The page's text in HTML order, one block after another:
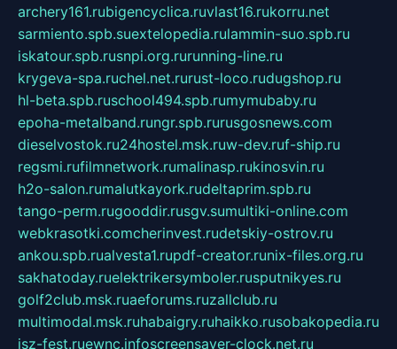
archery161.rubigencyclica.ruvlast16.rukorru.net
sarmiento.spb.suextelopedia.rulammin-suo.spb.ru
iskatour.spb.rusnpi.org.rurunning-line.ru
krygeva-spa.ruchel.net.rurust-loco.rudugshop.ru
hl-beta.spb.ruschool494.spb.rumymubaby.ru
epoha-metalband.rungr.spb.rurusgosnews.com
dieselvostok.ru24hostel.msk.ruw-dev.ruf-ship.ru
regsmi.rufilmnetwork.rumalinasp.rukinosvin.ru
h2o-salon.rumalutkayork.rudeltaprim.spb.ru
tango-perm.rugooddir.rusgv.sumultiki-online.com
webkrasotki.comcherinvest.rudetskiy-ostrov.ru
ankou.spb.rualvesta1.rupdf-creator.runix-files.org.ru
sakhatoday.ruelektrikersymboler.rusputnikyes.ru
golf2club.msk.ruaeforums.ruzallclub.ru
multimodal.msk.ruhabaigry.ruhaikko.rusobakopedia.ru
isz-fest.ruewnc.infoscreensaver-clock.net.ru